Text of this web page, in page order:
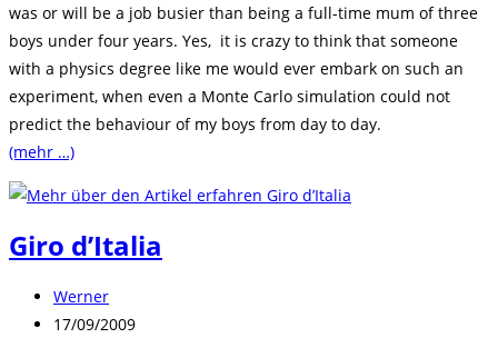
was or will be a job busier than being a full-time mum of three
boys under four years. Yes, it is crazy to think that someone
with a physics degree like me would ever embark on such an
experiment, when even a Monte Carlo simulation could not
predict the behaviour of my boys from day to day.
(mehr …)
Giro d’Italia
Beitrags-
Autor:
Werner
Beitrag
17/09/2009